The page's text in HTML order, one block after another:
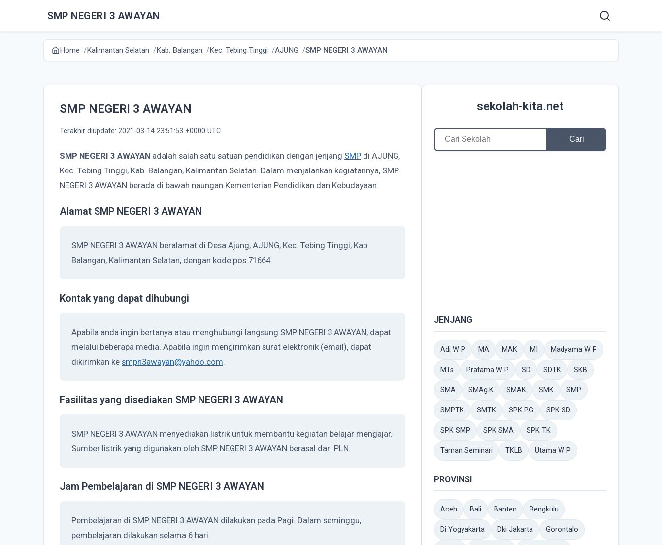
SMP NEGERI 3 AWAYAN
Home Kalimantan Selatan Kab. Balangan Kec. Tebing Tinggi AJUNG SMP NEGERI 3 AWAYAN
SMP NEGERI 3 AWAYAN
Terakhir diupdate: 2021-03-14 23:51:53 +0000 UTC
SMP NEGERI 3 AWAYAN adalah salah satu satuan pendidikan dengan jenjang SMP di AJUNG,
Kec. Tebing Tinggi, Kab. Balangan, Kalimantan Selatan. Dalam menjalankan kegiatannya, SMP
NEGERI 3 AWAYAN berada di bawah naungan Kementerian Pendidikan dan Kebudayaan.
Alamat SMP NEGERI 3 AWAYAN
SMP NEGERI 3 AWAYAN beralamat di Desa Ajung, AJUNG, Kec. Tebing Tinggi, Kab.
Balangan, Kalimantan Selatan, dengan kode pos 71664.
Kontak yang dapat dihubungi
Apabila anda ingin bertanya atau menghubungi langsung SMP NEGERI 3 AWAYAN, dapat
melalui beberapa media. Apabila ingin mengirimkan surat elektronik (email), dapat
dikirimkan ke smpn3awayan@yahoo.com.
Fasilitas yang disediakan SMP NEGERI 3 AWAYAN
SMP NEGERI 3 AWAYAN menyediakan listrik untuk membantu kegiatan belajar mengajar.
Sumber listrik yang digunakan oleh SMP NEGERI 3 AWAYAN berasal dari PLN.
Jam Pembelajaran di SMP NEGERI 3 AWAYAN
Pembelajaran di SMP NEGERI 3 AWAYAN dilakukan pada Pagi. Dalam seminggu,
pembelajaran dilakukan selama 6 hari.
sekolah-kita.net
Cari
JENJANG
Adi W P MA MAK MI Madyama W P
MTs Pratama W P SD SDTK SKB
SMA SMAg.K SMAK SMK SMP
SMPTK SMTK SPK PG SPK SD
SPK SMP SPK SMA SPK TK
Taman Seminari TKLB Utama W P
PROVINSI
Aceh Bali Banten Bengkulu
Di Yogyakarta Dki Jakarta Gorontalo